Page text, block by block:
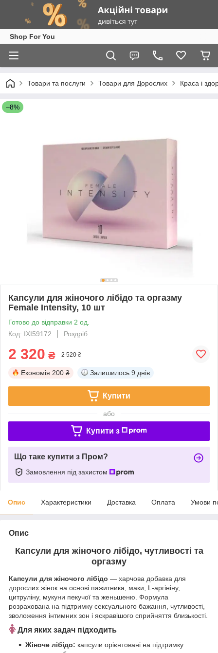
Shop For You
Товари та послуги Товари для Дорослих Краса і
–8%
Капсули для жіночого лібідо та оргазму
Female Intensity, 10 шт
Готово до відправки 2 од.
Код: IXI59172
Роздріб
2 320 ₴ 2 520 ₴
Економія 200 ₴ Залишилось 9 днів
Купити
або
Купити з
Що таке купити з Пром?
Замовлення під захистом
Опис Характеристики Доставка Оплата Умови
Опис
Капсули для жіночого лібідо, чутливості та
оргазму
Капсули для жіночого лібідо — харчова добавка для
дорослих жінок на основі пажитника, маки, L-аргініну,
цитруліну, мукуни пекучої та женьшеню. Формула
розрахована на підтримку сексуального бажання, чутливості,
зволоження інтимних зон і яскравішого сприйняття близькості.
Для яких задач підходить
Жіноче лібідо: капсули орієнтовані на підтримку